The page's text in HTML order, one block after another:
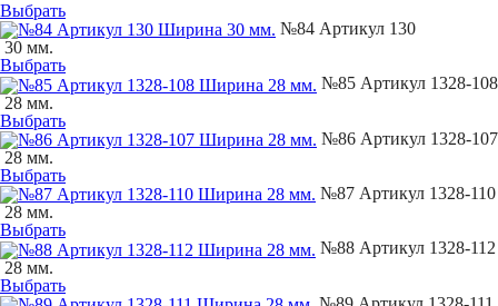
Выбрать
№84 Артикул 130
30 мм.
Выбрать
№85 Артикул 1328-108
28 мм.
Выбрать
№86 Артикул 1328-107
28 мм.
Выбрать
№87 Артикул 1328-110
28 мм.
Выбрать
№88 Артикул 1328-112
28 мм.
Выбрать